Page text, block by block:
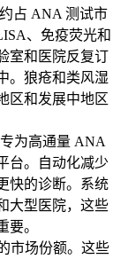
占 ANA 测试市
、免疫荧光和
室和医院反复订
。狼疮和类风湿
区和发展中地区
为高通量 ANA
台。自动化减少
快的诊断。系统
大型医院，这些
要。
市场份额。这些